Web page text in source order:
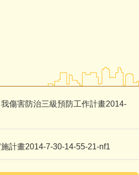
傷害防治三級預防工作計畫2014-
計畫2014-7-30-14-55-21-nf1